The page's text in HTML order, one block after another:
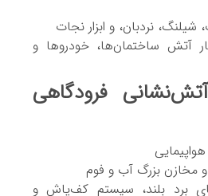
نردبان، و ابزار نجات
آتش ساختمان‌ها، خودروها و
فرودگاهی
مخازن بزرگ آب و فوم
برد بلند، سیستم کف‌پاش و